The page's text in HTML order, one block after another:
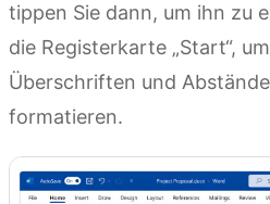
tippen Sie dann, um ihn zu
die Registerkarte „Start“,
Überschriften und
formatieren.